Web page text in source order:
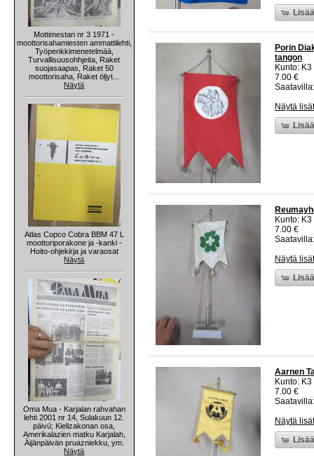
Mottimestari nr 3 1971 -
moottorisahamiesten ammattilehti,
Työpenkkimenetelmää,
Turvallisuusohhjeita, Raket
suojasaapas, Raket 50
moottorisaha, Raket öljyt...
Näytä
Atlas Copco Cobra BBM 47 L
moottoriporakone ja -kanki -
Hoito-ohjekirja ja varaosat
Näytä
Oma Mua - Karjalan rahvahan
lehti 2001 nr 14, Sulakuun 12.
päivü; Kielizakonan osa,
Amerikalazien matku Karjalah,
Äijänpäivän pruazniekku, ym.
Näytä
Porin
tangon
Kunto:
7.00 €
Näytä
Kunto:
7.00 €
Näytä
Aarnen
Kunto:
7.00 €
Näytä